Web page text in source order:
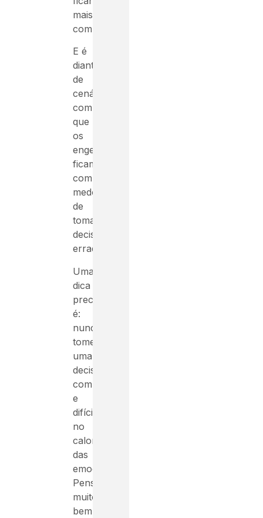
mais
complexas.
E é
diante
de
cenários
complexos
que
os
engenheiros
ficam
com
medo
de
tomar
decisões
erradas.
Uma
dica
precisa
é:
nunca
tome
uma
decisão
complexa
e
difícil
no
calor
das
emoções.
Pense
muito
bem